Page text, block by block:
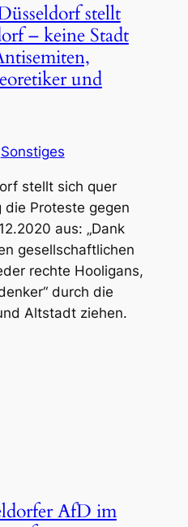
stellt
– keine Stadt
und
Sonstiges
stellt sich quer
Proteste gegen
aus: „Dank
gesellschaftlichen
rechte Hooligans,
durch die
Altstadt ziehen.
AfD im